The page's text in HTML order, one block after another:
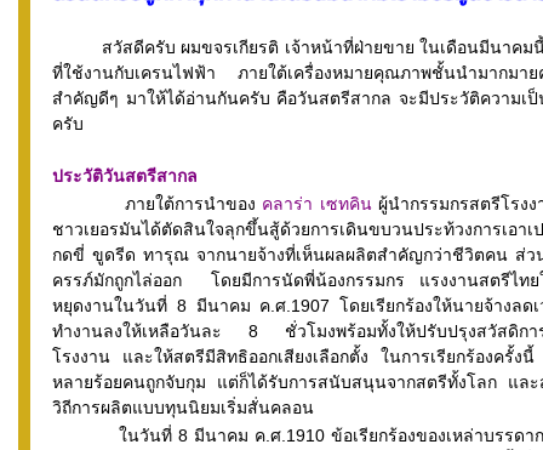
สวัสดีครับ ผมขจรเกียรติ เจ้าหน้าที่ฝ่ายขาย ในเดือนมีนา
ที่ใช้งานกับเครนไฟฟ้า ภายใต้เครื่องหมายคุณภาพชั้นนำมากม
สำคัญดีๆ มาให้ได้อ่านกันครับ คือวันสตรีสากล จะมีประวัติความเ
ครับ
ประวัติวันสตรีสากล
ภายใต้การนำของ คลาร่า เซทคินผู้นำกรรมกรสตรีโรงง
ชาวเยอรมันได้ตัดสินใจลุกขึ้นสู้ด้วยการเดินขบวนประท้วงการเอาเ
กดขี่ ขูดรีด ทารุณ จากนายจ้างที่เห็นผลผลิตสำคัญกว่าชีวิตคน ส่ว
ครรภ์มักถูกไล่ออก โดยมีการนัดพี่น้องกรรมกร แรงงานสตรีไทย
หยุดงานในวันที่ 8 มีนาคม ค.ศ.1907 โดยเรียกร้องให้นายจ้างลดเ
ทำงานลงให้เหลือวันละ 8 ชั่วโมงพร้อมทั้งให้ปรับปรุงสวัสดิกา
โรงงาน และให้สตรีมีสิทธิออกเสียงเลือกตั้ง ในการเรียกร้องครั้ง
หลายร้อยคนถูกจับกุม แต่ก็ได้รับการสนับสนุนจากสตรีทั้งโลก และ
วิถีการผลิตแบบทุนนิยมเริ่มสั่นคลอน
ในวันที่ 8 มีนาคม ค.ศ.1910 ข้อเรียกร้องของเหล่าบรรดากร